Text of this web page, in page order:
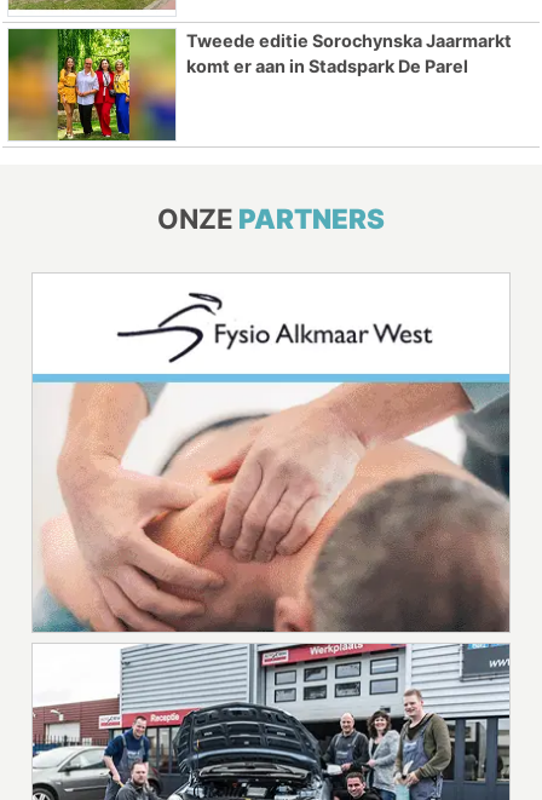
Tweede editie Sorochynska Jaarmarkt
komt er aan in Stadspark De Parel
ONZE PARTNERS